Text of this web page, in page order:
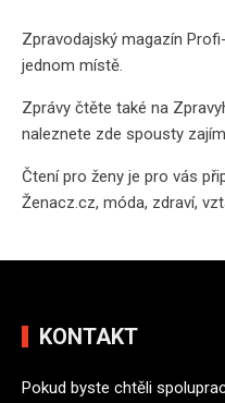
Zpravodajský magazín
jednom místě.
Zprávy čtěte také na
naleznete zde spousty
Čtení pro ženy je pro vás
Ženacz.cz, móda, zdraví,
KONTAKT
Pokud byste chtěli